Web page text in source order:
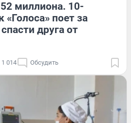
миллиона. 10-
«Голоса» поет за
друга от
1 014 Обсудить